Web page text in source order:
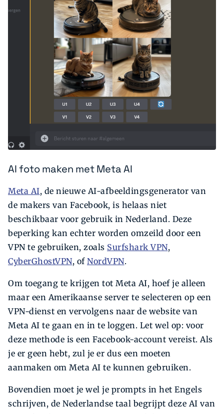
AI foto maken met Meta AI
Meta AI, de nieuwe AI-afbeeldingsgenerator van
de makers van Facebook, is helaas niet
beschikbaar voor gebruik in Nederland. Deze
beperking kan echter worden omzeild door een
VPN te gebruiken, zoals Surfshark VPN,
CyberGhostVPN, of NordVPN.
Om toegang te krijgen tot Meta AI, hoef je alleen
maar een Amerikaanse server te selecteren op een
VPN-dienst en vervolgens naar de website van
Meta AI te gaan en in te loggen. Let wel op: voor
deze methode is een Facebook-account vereist. Als
je er geen hebt, zul je er dus een moeten
aanmaken om Meta AI te kunnen gebruiken.
Bovendien moet je wel je prompts in het Engels
schrijven, de Nederlandse taal begrijpt deze AI van